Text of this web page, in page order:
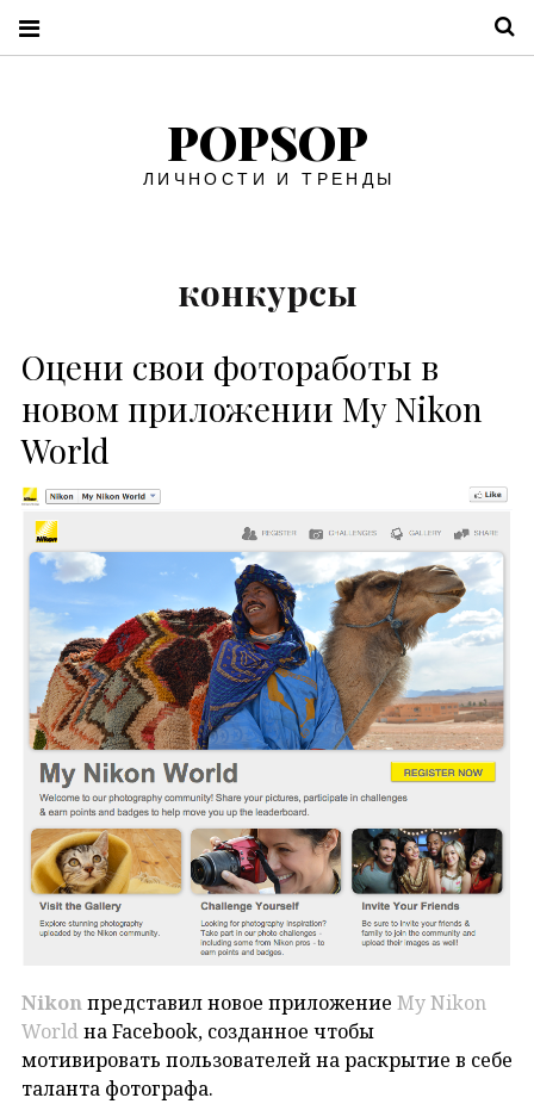
POPSOP
ЛИЧНОСТИ И ТРЕНДЫ
конкурсы
Оцени свои фотоработы в
новом приложении My Nikon
World
Nikonпредставил новое приложение My Nikon
Worldна Facebook, созданное чтобы
мотивировать пользователей на раскрытие в себе
таланта фотографа.